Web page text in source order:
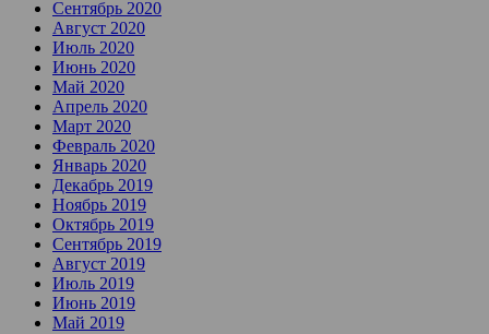
Сентябрь 2020
Август 2020
Июль 2020
Июнь 2020
Май 2020
Апрель 2020
Март 2020
Февраль 2020
Январь 2020
Декабрь 2019
Ноябрь 2019
Октябрь 2019
Сентябрь 2019
Август 2019
Июль 2019
Июнь 2019
Май 2019